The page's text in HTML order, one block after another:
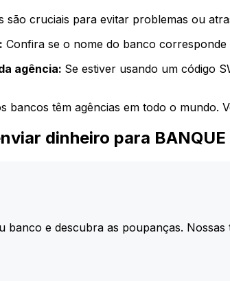
são cruciais para evitar problemas ou
Confira se o nome do banco
agência: Se estiver usando um código
bancos têm agências em todo o mundo.
dinheiro para
banco e descubra as poupanças. Nossas